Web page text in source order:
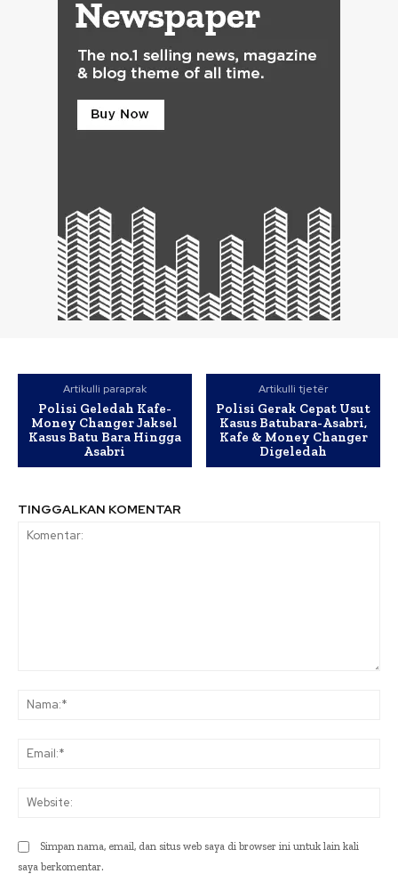
Artikulli paraprak
Polisi Geledah Kafe-
Money Changer Jaksel
Kasus Batu Bara Hingga
Asabri
Artikulli tjetër
Polisi Gerak Cepat Usut
Kasus Batubara-Asabri,
Kafe & Money Changer
Digeledah
TINGGALKAN KOMENTAR
Simpan nama, email, dan situs web saya di browser ini untuk lain kali
saya berkomentar.